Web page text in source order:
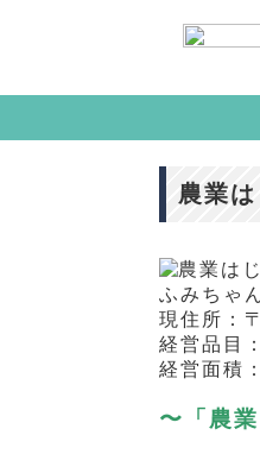
農業
ふみちゃ
現住所：
経営品目
経営面積：
〜「農